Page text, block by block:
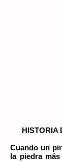
HISTORIA
Cuando un
la piedra